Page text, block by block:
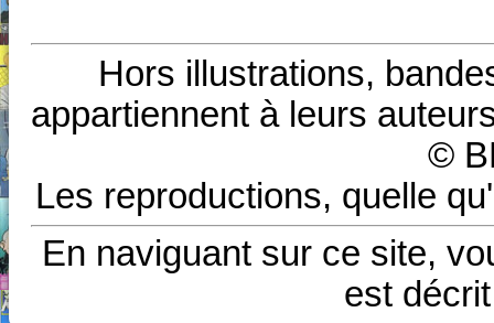
Hors illustrations,
appartiennent à leurs
©
Les reproductions, quelle
En naviguant sur ce site,
est